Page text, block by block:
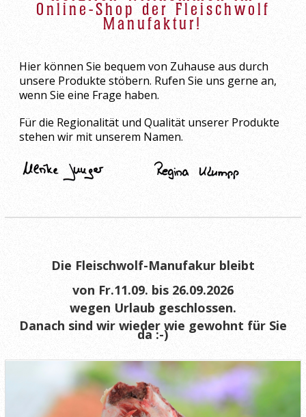
Online-Shop der Fleischwolf
Manufaktur!
Hier können Sie bequem von Zuhause aus durch
unsere Produkte stöbern. Rufen Sie uns gerne an,
wenn Sie eine Frage haben.
Für die Regionalität und Qualität unserer Produkte
stehen wir mit unserem Namen.
Die Fleischwolf-Manufakur bleibt
von Fr.11.09. bis 26.09.2026
wegen Urlaub geschlossen.
Danach sind wir wieder wie gewohnt für Sie
da :-)